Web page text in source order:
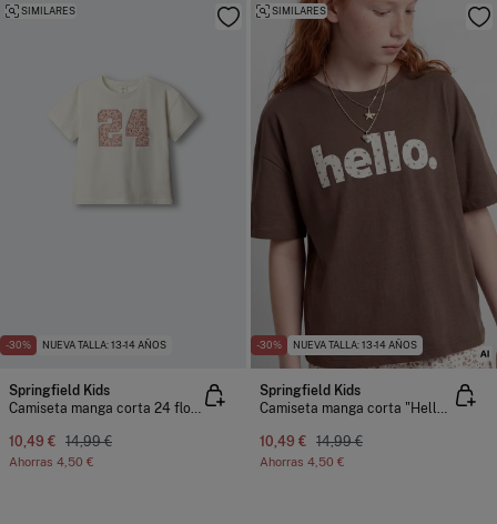
-30% NUEVA TALLA: 13-14 AÑOS
SIMILARES
Springfield Kids
Camiseta manga corta 24 flores niña
10,49 € 14,99 €
Ahorras 4,50 €
-30% NUEVA TALLA: 13-14 AÑOS
SIMILARES
Springfield Kids
Camiseta manga corta "Hello" niña
10,49 € 14,99 €
Ahorras 4,50 €